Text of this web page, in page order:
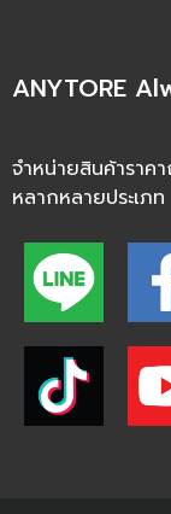
ANYTORE
จำหน่ายสินค้ารา
หลากหลายประเภท